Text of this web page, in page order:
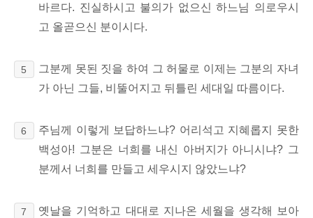
바르다. 진실하시고 불의가 없으신 하느님 의로우시
고 올곧으신 분이시다.
5
그분께 못된 짓을 하여 그 허물로 이제는 그분의 자녀
가 아닌 그들, 비뚤어지고 뒤틀린 세대일 따름이다.
6
주님께 이렇게 보답하느냐? 어리석고 지혜롭지 못한
백성아! 그분은 너희를 내신 아버지가 아니시냐? 그
분께서 너희를 만들고 세우시지 않았느냐?
7
옛날을 기억하고 대대로 지나온 세월을 생각해 보아